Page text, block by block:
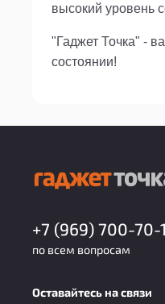
высокий уровень
"Гаджет Точка" -
состоянии!
+7 (969) 700-70-
по всем вопросам
Оставайтесь на связи